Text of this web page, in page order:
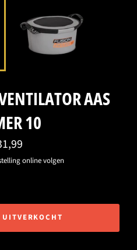
AAS
10
online volgen
UITVERKOCHT